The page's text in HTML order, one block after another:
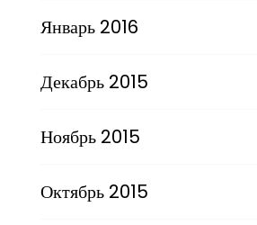
Январь 2016
Декабрь 2015
Ноябрь 2015
Октябрь 2015